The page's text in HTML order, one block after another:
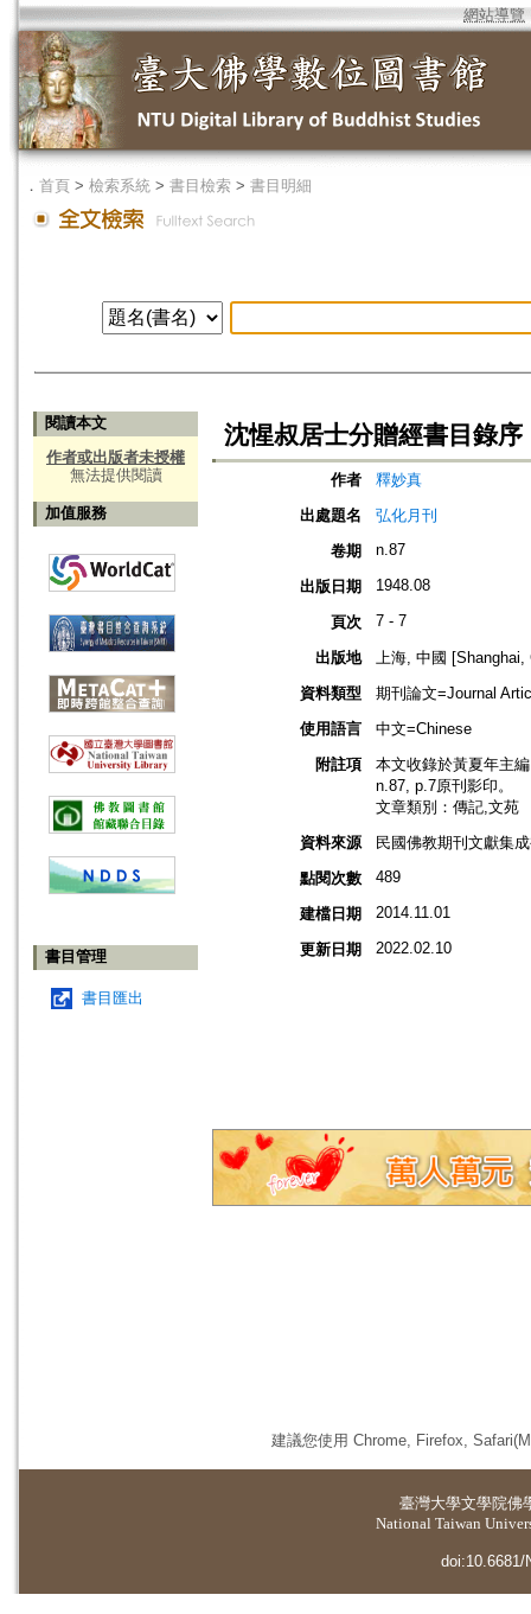
網站導覽
． 首頁 > 檢索系統 > 書目檢索 > 書目明細
閱讀本文
作者或出版者未授權
無法提供閱讀
加值服務
書目管理
書目匯出
沈惺叔居士分贈經書目錄序
作者
釋妙真
出處題名
弘化月刊
卷期
n.87
出版日期 1948.08
頁次 7 - 7
出版地
上海, 中國 [Shanghai,
資料類型
期刊論文=Journal
使用語言
中文=Chinese
附註項
本文收錄於黃夏年主
n.87, p.7原刊影印。
文章類別：傳記,文苑
資料來源
民國佛教期刊文獻集
點閱次數
489
建檔日期 2014.11.01
更新日期 2022.02.10
建議您使用 Chrome, Firefox,
臺灣大學文學院佛
National Taiwan
doi:10.6681/